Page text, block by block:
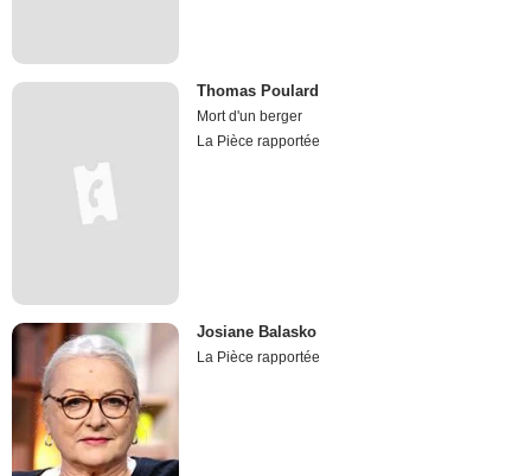
Thomas Poulard
Mort d'un berger
La Pièce rapportée
Josiane Balasko
La Pièce rapportée